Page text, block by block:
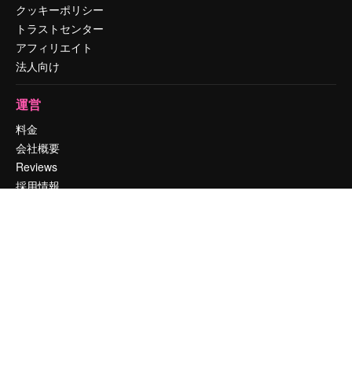
クッキーポリシー
トラストセンター
アフィリエイト
法人向け
運営
料金
会社概要
Reviews
採用情報